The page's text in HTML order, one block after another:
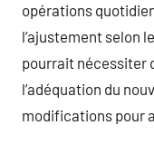
opérations
l’ajustement selon
pourrait nécessiter
l’adéquation du
modifications pour